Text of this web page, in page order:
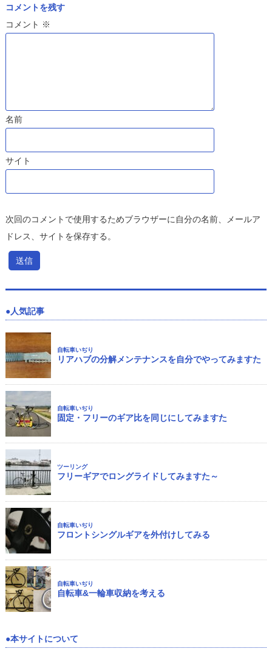
コメントを残す
コメント ※
名前
サイト
次回のコメントで使用するためブラウザーに自分の名前、メールア
ドレス、サイトを保存する。
人気記事
自転車いぢり
リアハブの分解メンテナンスを自分でやってみますた
自転車いぢり
固定・フリーのギア比を同じにしてみますた
ツーリング
フリーギアでロングライドしてみますた～
自転車いぢり
フロントシングルギアを外付けしてみる
自転車いぢり
自転車&一輪車収納を考える
本サイトについて